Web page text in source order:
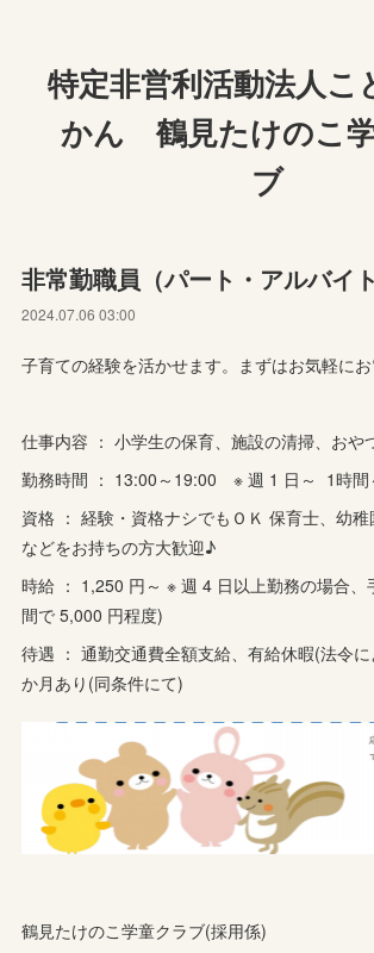
特定非営利活動法人こ
かん 鶴見たけのこ
ブ
非常勤職員（パート・アルバイ
2024.07.06 03:00
子育ての経験を活かせます。まずはお気軽に
仕事内容 ： 小学生の保育、施設の清掃、おや
勤務時間 ： 13:00～19:00 ※ 週 1 日～ 1時間
資格 ： 経験・資格ナシでもＯＫ 保育士、幼
などをお持ちの方大歓迎♪
時給 ： 1,250 円～ ※ 週 4 日以上勤務の場合
間で 5,000 円程度)
待遇 ： 通勤交通費全額支給、有給休暇(法令
か月あり(同条件にて)
鶴見たけのこ学童クラブ(採用係)